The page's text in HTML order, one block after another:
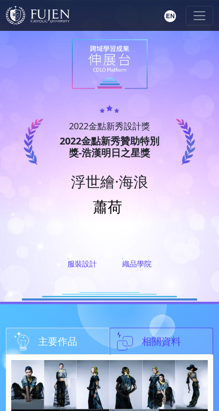
2022金點新秀設計獎
2022金點新秀贊助特別
獎-浩漢明日之星獎
浮世繪·海浪
蕭荷
服裝設計 織品學院
主要作品 相關資料